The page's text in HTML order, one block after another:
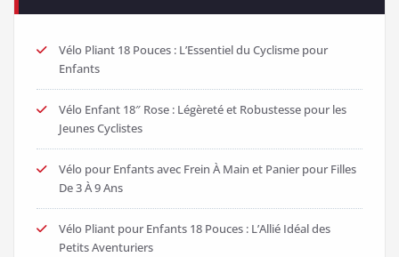
Vélo Pliant 18 Pouces : L’Essentiel du Cyclisme pour
Enfants
Vélo Enfant 18″ Rose : Légèreté et Robustesse pour les
Jeunes Cyclistes
Vélo pour Enfants avec Frein À Main et Panier pour Filles
De 3 À 9 Ans
Vélo Pliant pour Enfants 18 Pouces : L’Allié Idéal des
Petits Aventuriers